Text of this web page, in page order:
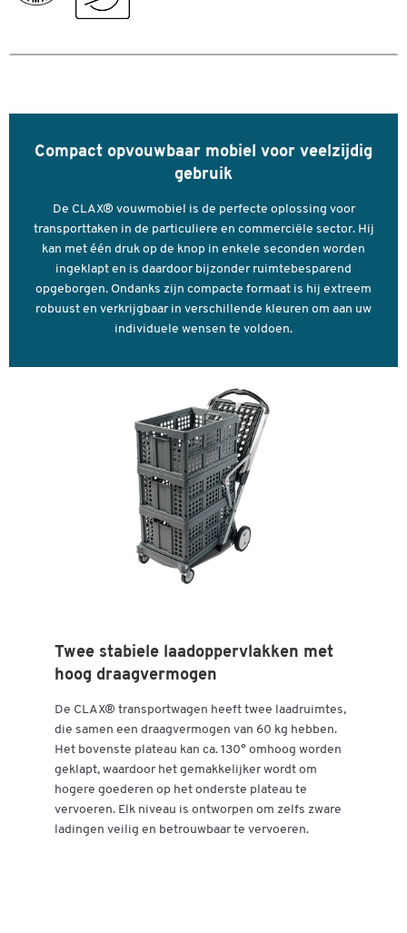
505
Compact opvouwbaar mobiel voor veelzijdig
gebruik
De CLAX® vouwmobiel is de perfecte oplossing voor
transporttaken in de particuliere en commerciële sector. Hij
kan met één druk op de knop in enkele seconden worden
ingeklapt en is daardoor bijzonder ruimtebesparend
opgeborgen. Ondanks zijn compacte formaat is hij extreem
robuust en verkrijgbaar in verschillende kleuren om aan uw
individuele wensen te voldoen.
Twee stabiele laadoppervlakken met
hoog draagvermogen
De CLAX® transportwagen heeft twee laadruimtes,
die samen een draagvermogen van 60 kg hebben.
Het bovenste plateau kan ca. 130° omhoog worden
geklapt, waardoor het gemakkelijker wordt om
hogere goederen op het onderste plateau te
vervoeren. Elk niveau is ontworpen om zelfs zware
ladingen veilig en betrouwbaar te vervoeren.